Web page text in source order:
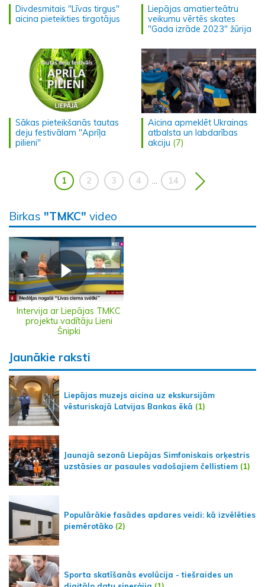
Divdesmitais "Līvas tirgus"
aicina pieteikties tirgotājus
Liepājas amatierteātru
veikumu vērtēs skates
"Gada izrāde 2023" žūrija
Sākas pieteikšanās tautas
deju festivālam "Aprīļa
pilieni"
Aicina apmeklēt Ukrainas
atbalsta un labdarības
akciju (7)
1 2 3 4 14
Birkas "TMKC" video
Intervija ar Liepājas TMKC
projektu vadītāju Lieni
Šnipki
Jaunākie raksti
Liepājas muzejs aicina uz ekskursijām
vēsturiskajā Latvijas Bankas ēkā (1)
Jaunajā sezonā Liepājas Simfoniskais orķestris
uzstāsies ar pasaules vadošajiem čellistiem (1)
Populārākie fasādes apdares veidi: kā izvēlēties
piemērotāko (2)
Sporta skatīšanās evolūcija - tiešraides un